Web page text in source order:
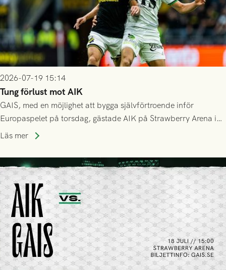
2026-07-19 15:14
Tung förlust mot AIK
GAIS, med en möjlighet att bygga självförtroende inför
Europaspelet på torsdag, gästade AIK på Strawberry Arena i
Stockholm . Men trots konstant hotande i första halvlek av
lyckades få in 2-0.
Läs mer